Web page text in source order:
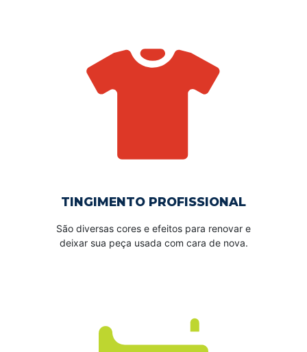
TINGIMENTO PROFISSIONAL
São diversas cores e efeitos para renovar e
deixar sua peça usada com cara de nova.